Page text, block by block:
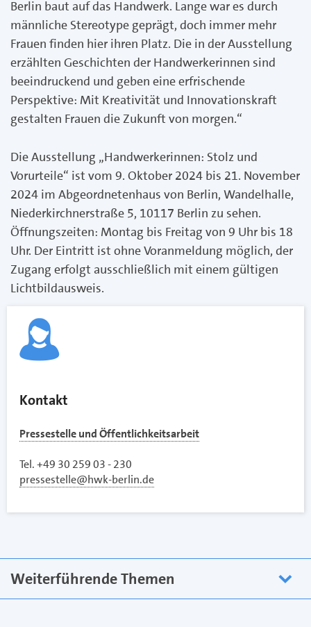
Berlin baut auf das Handwerk. Lange war es durch
männliche Stereotype geprägt, doch immer mehr
Frauen finden hier ihren Platz. Die in der Ausstellung
erzählten Geschichten der Handwerkerinnen sind
beeindruckend und geben eine erfrischende
Perspektive: Mit Kreativität und Innovationskraft
gestalten Frauen die Zukunft von morgen.“
Die Ausstellung „Handwerkerinnen: Stolz und
Vorurteile“ ist vom 9. Oktober 2024 bis 21. November
2024 im Abgeordnetenhaus von Berlin, Wandelhalle,
Niederkirchnerstraße 5, 10117 Berlin zu sehen.
Öffnungszeiten: Montag bis Freitag von 9 Uhr bis 18
Uhr. Der Eintritt ist ohne Voranmeldung möglich, der
Zugang erfolgt ausschließlich mit einem gültigen
Lichtbildausweis.
Kontakt
Pressestelle und Öffentlichkeitsarbeit
Tel. +49 30 259 03 - 230
pressestelle@hwk-berlin.de
Weiterführende Themen